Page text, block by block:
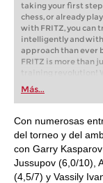
taking your first
chess, or already
with FRITZ, you can
intelligently and
approach than ever
FRITZ is more than
training revolution!
first steps into the
playing at a
train more
more personalised
Más...
Con numerosas
del torneo y del
con Garry
Jussupov (6,0/10),
(4,5/7) y Vassily